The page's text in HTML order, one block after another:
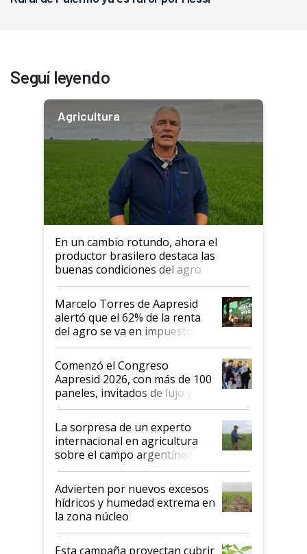
Seguí leyendo
Agricultura
En un cambio rotundo, ahora el
productor brasilero destaca las
buenas condiciones del agro
argentino para invertir: "Los veo
más motivados"
Marcelo Torres de Aapresid
alertó que el 62% de la renta
del agro se va en impuestos:
"No es bueno que en
Argentina se sigan discutiendo
las mismas cosas de hace 50
años"
Comenzó el Congreso
Aapresid 2026, con más de 100
paneles, invitados de lujo y
todas las tendencias
La sorpresa de un experto
internacional en agricultura
sobre el campo argentino:
"Estoy muy impresionado"
Advierten por nuevos excesos
hídricos y humedad extrema en
la zona núcleo
Esta campaña proyectan cubrir